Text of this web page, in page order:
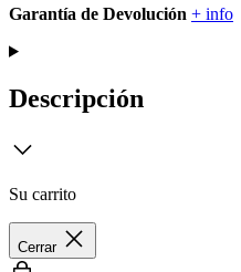
Garantía de Devolución + info
Descripción
Su carrito
Cerrar